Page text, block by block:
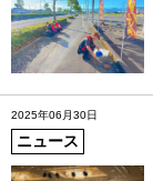
2025年06月30日
ニュース